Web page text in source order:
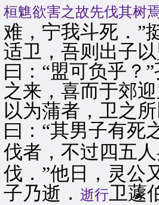
桓魋欲害之故先伐其树
难，宁我斗死．”
适卫，吾则出子
曰：“盟可负乎？
之来，喜而于郊
以为蒲者，卫之
曰：“其男子有死
伐者，不过四五
伐．”他日，灵公
子乃逝． 逝行卫蘧